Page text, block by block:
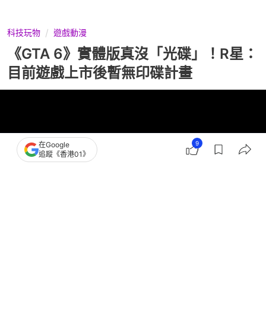
科技玩物 遊戲動漫
《GTA 6》實體版真沒「光碟」！R星：
目前遊戲上市後暫無印碟計畫
在Google
追蹤《香港01》
9